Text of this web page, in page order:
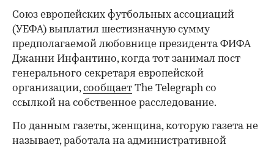
Союз европейских футбольных ассоциаций
(УЕФА) выплатил шестизначную сумму
предполагаемой любовнице президента ФИФА
Джанни Инфантино, когда тот занимал пост
генерального секретаря европейской
организации,сообщает The Telegraph со
ссылкой на собственное расследование.
По данным газеты, женщина, которую газета не
называет, работала на административной